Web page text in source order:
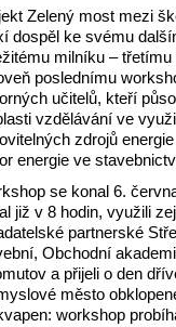
Zelený most mezi
dospěl ke svému
milníku – třetímu
poslednímu
učitelů, kteří
vzdělávání ve
zdrojů
energie ve
se konal 6.
již v 8 hodin, využili
partnerské
Obchodní
a přijeli o den
město
workshop